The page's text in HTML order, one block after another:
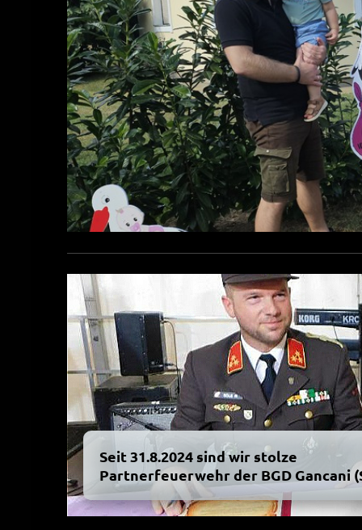
Seit 31.8.2024 sind wir stolze
Partnerfeuerwehr der BGD Gancani